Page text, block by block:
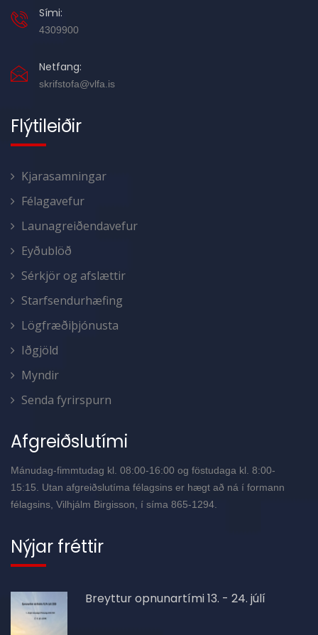
Sími:
4309900
Netfang:
skrifstofa@vlfa.is
Flýtileiðir
Kjarasamningar
Félagavefur
Launagreiðendavefur
Eyðublöð
Sérkjör og afslættir
Starfsendurhæfing
Lögfræðiþjónusta
Iðgjöld
Myndir
Senda fyrirspurn
Afgreiðslutími
Mánudag-fimmtudag kl. 08:00-16:00 og föstudaga kl. 8:00-
15:15. Utan afgreiðslutíma félagsins er hægt að ná í formann
félagsins, Vilhjálm Birgisson, í síma 865-1294.
Nýjar fréttir
Breyttur opnunartími 13. - 24. júlí